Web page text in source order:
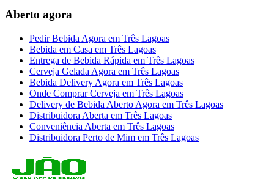
Aberto agora
Pedir Bebida Agora em Três Lagoas
Bebida em Casa em Três Lagoas
Entrega de Bebida Rápida em Três Lagoas
Cerveja Gelada Agora em Três Lagoas
Bebida Delivery Agora em Três Lagoas
Onde Comprar Cerveja em Três Lagoas
Delivery de Bebida Aberto Agora em Três Lagoas
Distribuidora Aberta em Três Lagoas
Conveniência Aberta em Três Lagoas
Distribuidora Perto de Mim em Três Lagoas